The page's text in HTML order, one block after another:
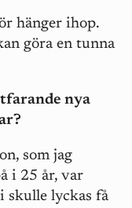
hänger ihop.
göra en tunna
nya
som jag
i 25 år, var
skulle lyckas få